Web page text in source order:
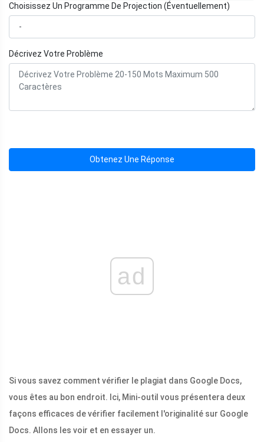
Choisissez Un Programme De Projection (Éventuellement)
Décrivez Votre Problème
Obtenez Une Réponse
ad
Si vous savez comment vérifier le plagiat dans Google Docs,
vous êtes au bon endroit. Ici, Mini-outil vous présentera deux
façons efficaces de vérifier facilement l'originalité sur Google
Docs. Allons les voir et en essayer un.